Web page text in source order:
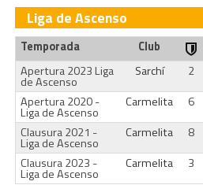
Liga de Ascenso
Temporada
Club
Apertura 2023 Liga
de Ascenso
Sarchí 2
Apertura 2020 -
Liga de Ascenso
Carmelita 6
Clausura 2021 -
Liga de Ascenso
Carmelita 8
Clausura 2023 -
Liga de Ascenso
Carmelita 3